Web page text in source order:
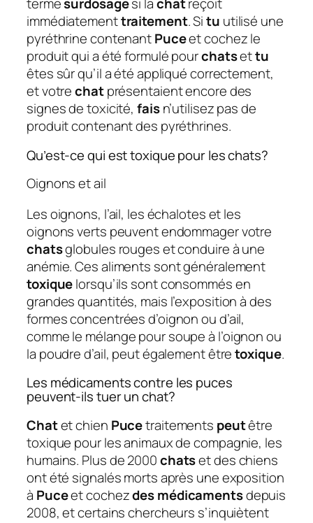
immédiatementtraitement. Situ utilisé une
pyréthrine contenantPuceet cochez le
produit qui a été formulé pourchatsettu
êtes sûr qu’il a été appliqué correctement,
et votrechatprésentaient encore des
signes de toxicité, faisn’utilisez pas de
produit contenant des pyréthrines.
Qu’est-ce qui est toxique pour les chats?
Oignons et ail
Les oignons, l’ail, les échalotes et les
oignons verts peuvent endommager votre
chatsglobules rouges et conduire à une
anémie. Ces aliments sont généralement
toxiquelorsqu’ils sont consommés en
grandes quantités, mais l’exposition à des
formes concentrées d’oignon ou d’ail,
comme le mélange pour soupe à l’oignon ou
la poudre d’ail, peut également êtretoxique.
Les médicaments contre les puces
peuvent-ils tuer un chat?
Chatet chien Pucetraitements peutêtre
toxique pour les animaux de compagnie, les
humains. Plus de 2000chatset des chiens
ont été signalés morts après une exposition
à Puceet cochezdes médicamentsdepuis
2008, et certains chercheurs s’inquiètent